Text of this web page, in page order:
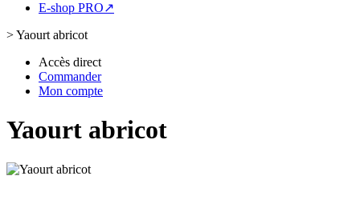
E-shop PRO↗
>Yaourt abricot
Accès direct
Commander
Mon compte
Yaourt abricot